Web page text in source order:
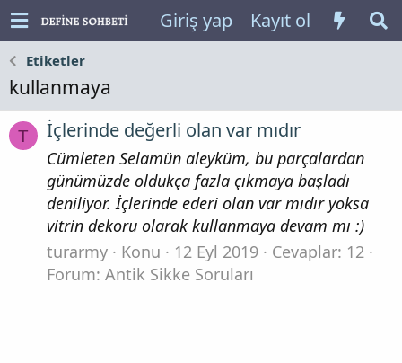
Giriş yap Kayıt ol
Etiketler
kullanmaya
T İçlerinde değerli olan var mıdır
Cümleten Selamün aleyküm, bu parçalardan
günümüzde oldukça fazla çıkmaya başladı
deniliyor. İçlerinde ederi olan var mıdır yoksa
vitrin dekoru olarak kullanmaya devam mı :)
turarmy
Konu 12 Eyl 2019
Cevaplar: 12
Forum: Antik Sikke Soruları